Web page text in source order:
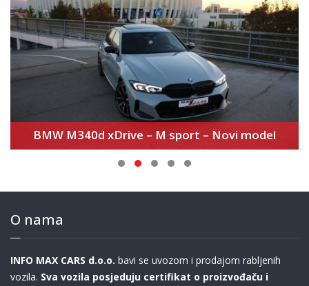
BMW M340d xDrive – M sport – Novi model
O nama
INFO MAX CARS d.o.o. bavi se uvozom i prodajom rabljenih
vozila. Sva vozila posjeduju certifikat o proizvođaču i